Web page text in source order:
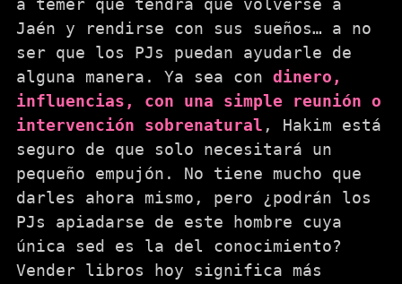
a temer que tendrá que volverse a
Jaén y rendirse con sus sueños… a no
ser que los PJs puedan ayudarle de
alguna manera. Ya sea con dinero,
influencias, con una simple reunión o
intervención sobrenatural , Hakim está
seguro de que solo necesitará un
pequeño empujón. No tiene mucho que
darles ahora mismo, pero ¿podrán los
PJs apiadarse de este hombre cuya
única sed es la del conocimiento?
Vender libros hoy significa más